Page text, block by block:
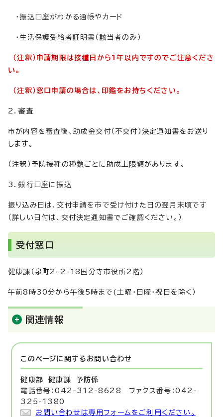
・振込口座がわかる通帳やカード
・生活保護受給者証明書（該当者のみ）
（注釈）申請期限は接種日から1年以内ですのでご注意くださ
い。
（注釈）窓口申請の場合は、印鑑をお持ちください。
2．審査
市が内容を審査後、助成金交付（不交付）決定通知書をお送り
します。
（注釈）予防接種の種類ごとに助成上限額があります。
3．銀行口座に振込
振り込み日は、交付申請を市で受け付けた日の翌月末頃です
（詳しい日付は、交付決定通知書でご確認ください。）
受付窓口
健康課（泉町2-2-18国分寺市役所2階）
午前8時30分から午後5時まで(土曜・日曜・祝日を除く）
関連情報
このページに関する お問い合わせ
健康部 健康課 予防係
電話番号：042-312-8628 ファクス番号：042-
325-1380
お問い合わせは専用フォームをご利用ください。